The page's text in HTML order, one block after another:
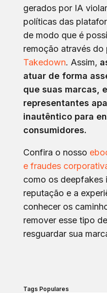
gerados por IA
políticas das
de modo que é
remoção através do
Takedown. Assim,
atuar de forma
que suas marcas,
representantes
inautêntico para
consumidores.
Confira o nosso
e fraudes
como os deepfakes
reputação e a
conhecer os
remover esse tipo
resguardar sua
Tags Populares